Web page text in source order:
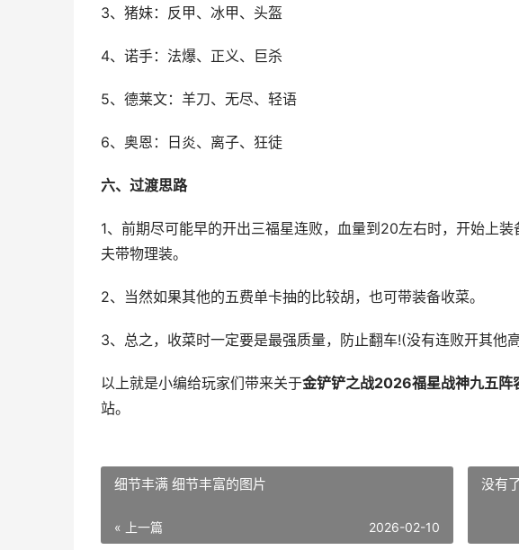
3、猪妹：反甲、冰甲、头盔
4、诺手：法爆、正义、巨杀
5、德莱文：羊刀、无尽、轻语
6、奥恩：日炎、离子、狂徒
六、过渡思路
1、前期尽可能早的开出三福星连败，血量到20左右时，开始上
夫带物理装。
2、当然如果其他的五费单卡抽的比较胡，也可带装备收菜。
3、总之，收菜时一定要是最强质量，防止翻车!(没有连败开其他
以上就是小编给玩家们带来关于金铲铲之战2026福星战神九五阵
站。
细节丰满 细节丰富的图片
« 上一篇 2026-02-10
没有了